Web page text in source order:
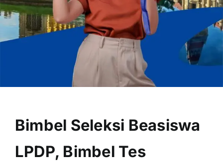
OUR PROGRAM
REGISTRATION
CONTACT US
Bimbel Seleksi Beasiswa
LPDP, Bimbel Tes